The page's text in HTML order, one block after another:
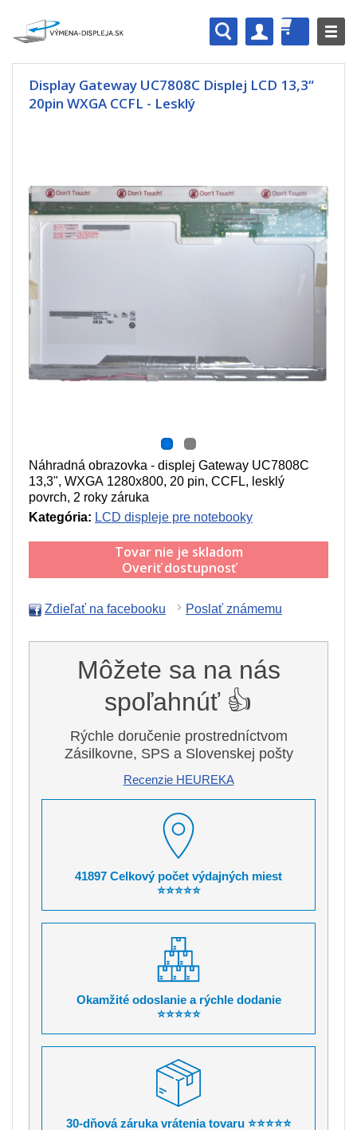
Display Gateway UC7808C Displej LCD 13,3“
20pin WXGA CCFL - Lesklý
Náhradná obrazovka - displej Gateway UC7808C
13,3", WXGA 1280x800, 20 pin, CCFL, lesklý
povrch, 2 roky záruka
Kategória: LCD displeje pre notebooky
Tovar nie je skladom
Overiť dostupnosť
Zdieľať na facebooku Poslať známemu
Môžete sa na nás
spoľahnúť 👍
Rýchle doručenie prostredníctvom
Zásilkovne, SPS a Slovenskej pošty
Recenzie HEUREKA
41897 Celkový počet výdajných miest
⭐⭐⭐⭐⭐
Okamžité odoslanie a rýchle dodanie
⭐⭐⭐⭐⭐
30-dňová záruka vrátenia tovaru ⭐⭐⭐⭐⭐